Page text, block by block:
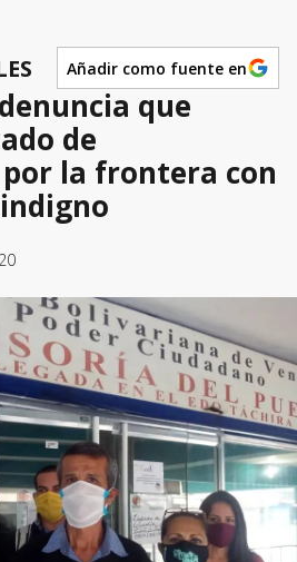
Añadir como fuente en
que
de
la frontera con